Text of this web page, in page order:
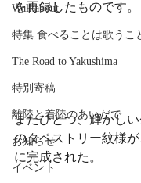
Walkabout
特集 食べることは歌うこ
The Road to Yakushima
特別寄稿
離陸と着陸のあいだで
お知らせ
イベント
を再録したものです。
・
またひとつ、輝かしい
のタペストリー紋様
に完成された。